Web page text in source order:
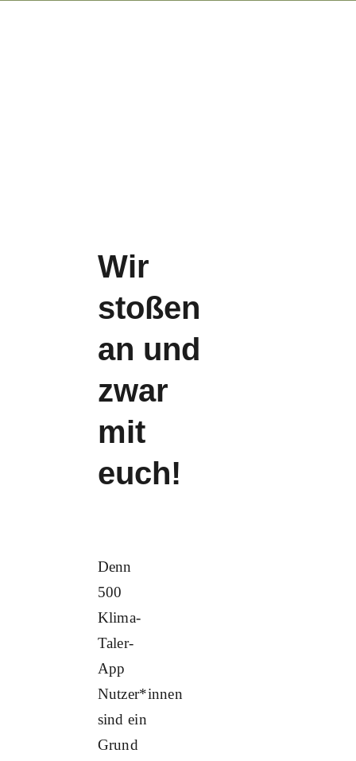
Wir
stoßen
an und
zwar
mit
euch!
Denn
500
Klima-
Taler-
App
Nutzer*innen
sind ein
Grund